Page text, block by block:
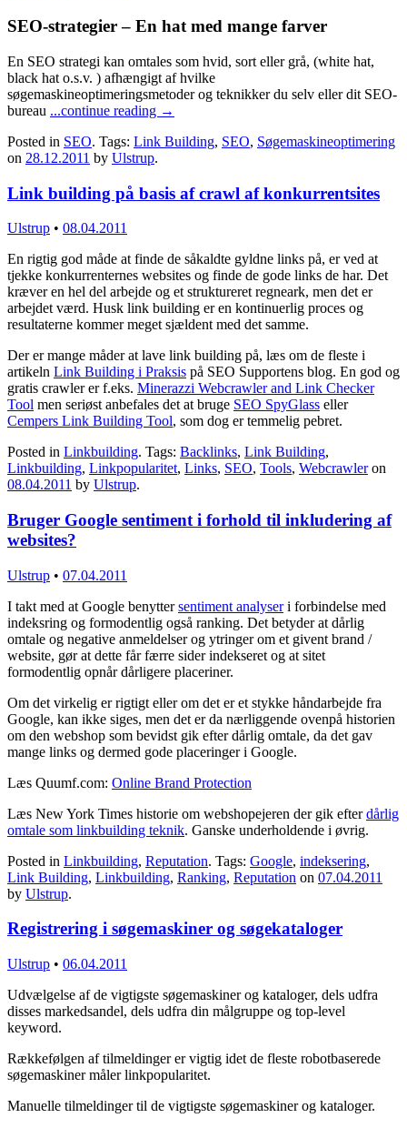
SEO-strategier – En hat med mange farver
En SEO strategi kan omtales som hvid, sort eller grå, (white hat,
black hat o.s.v. ) afhængigt af hvilke
søgemaskineoptimeringsmetoder og teknikker du selv eller dit SEO-
bureau ...continue reading →
Posted in SEO. Tags: Link Building, SEO, Søgemaskineoptimering
on 28.12.2011 by Ulstrup.
Link building på basis af crawl af konkurrentsites
Ulstrup • 08.04.2011
En rigtig god måde at finde de såkaldte gyldne links på, er ved at
tjekke konkurrenternes websites og finde de gode links de har. Det
kræver en hel del arbejde og et struktureret regneark, men det er
arbejdet værd. Husk link building er en kontinuerlig proces og
resultaterne kommer meget sjældent med det samme.
Der er mange måder at lave link building på, læs om de fleste i
artikeln Link Building i Praksis på SEO Supportens blog. En god og
gratis crawler er f.eks. Minerazzi Webcrawler and Link Checker
Tool men seriøst anbefales det at bruge SEO SpyGlass eller
Cempers Link Building Tool, som dog er temmelig pebret.
Posted in Linkbuilding. Tags: Backlinks, Link Building,
Linkbuilding, Linkpopularitet, Links, SEO, Tools, Webcrawleron
08.04.2011 by Ulstrup.
Bruger Google sentiment i forhold til inkludering af
websites?
Ulstrup • 07.04.2011
I takt med at Google benyttersentiment analyseri forbindelse med
indeksring og formodentlig også ranking. Det betyder at dårlig
omtale og negative anmeldelser og ytringer om et givent brand /
website, gør at dette får færre sider indekseret og at sitet
formodentlig opnår dårligere placeriner.
Om det virkelig er rigtigt eller om det er et stykke håndarbejde fra
Google, kan ikke siges, men det er da nærliggende ovenpå historien
om den webshop som bevidst gik efter dårlig omtale, da det gav
mange links og dermed gode placeringer i Google.
Læs Quumf.com: Online Brand Protection
Læs New York Times historie om webshopejeren der gik efterdårlig
omtale som linkbuilding teknik. Ganske underholdende i øvrig.
Posted in Linkbuilding, Reputation. Tags: Google, indeksering,
Link Building, Linkbuilding, Ranking, Reputation on 07.04.2011
by Ulstrup.
Registrering i søgemaskiner og søgekataloger
Ulstrup • 06.04.2011
Udvælgelse af de vigtigste søgemaskiner og kataloger, dels udfra
disses markedsandel, dels udfra din målgruppe og top-level
keyword.
Rækkefølgen af tilmeldinger er vigtig idet de fleste robotbaserede
søgemaskiner måler linkpopularitet.
Manuelle tilmeldinger til de vigtigste søgemaskiner og kataloger.